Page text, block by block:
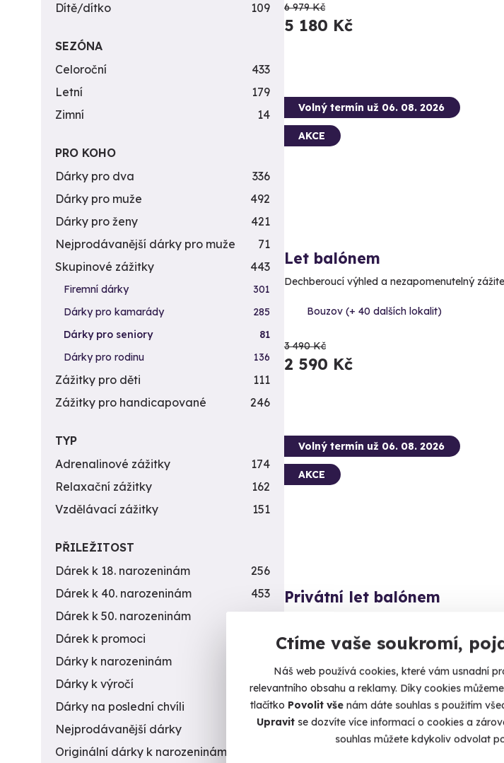
Ctíme vaše soukromí,
Náš web používá cookies, které vám usnadní
relevantního obsahu a reklamy. Díky cookies
tlačítko Povolit vše nám dáte souhlas s použitím
Upravitse dozvíte více informací o cookies a
souhlas můžete kdykoliv odvolat
6 979 Kč
5 180 Kč
Volný termín už 06. 08. 2026
AKCE
Let balónem
Dechberoucí výhled a nezapomenutelný
Bouzov (+ 40 dalších lokalit)
3 490 Kč
2 590 Kč
Volný termín už 06. 08. 2026
AKCE
Privátní let balónem
Bouzov (+ 41 dalších lokalit)
16 870 Kč
14 490 Kč
Dítě/dítko
109
SEZÓNA
Celoroční
433
Letní
179
Zimní
14
PRO KOHO
Dárky pro dva
336
Dárky pro muže
492
Dárky pro ženy
421
Nejprodávanější dárky pro muže
71
Skupinové zážitky
443
Firemní dárky
301
Dárky pro kamarády
285
Dárky pro seniory
81
Dárky pro rodinu
136
Zážitky pro děti
111
Zážitky pro handicapované
246
TYP
Adrenalinové zážitky
174
Relaxační zážitky
162
Vzdělávací zážitky
151
PŘILEŽITOST
Dárek k 18. narozeninám
256
Dárek k 40. narozeninám
453
Dárek k 50. narozeninám
378
Dárek k promoci
Dárky k narozeninám
Dárky k výročí
294
Dárky na poslední chvíli
450
Nejprodávanější dárky
56
Originální dárky k narozeninám